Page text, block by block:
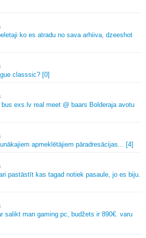
ko es atradu no sava arhiiva, dzeeshot
classsic? [0]
bus exs. lv real meet @ baars Bolderaja avotu
apmeklētājiem pāradresācijas... [4]
pastāstīt kas tagad notiek pasaule, jo es biju.
salikt man gaming pc, budžets ir 890€. varu